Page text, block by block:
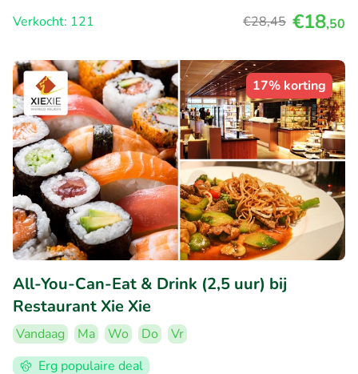
Verkocht: 121
€28,45 €18,50
17% korting
All-You-Can-Eat & Drink (2,5 uur) bij
Restaurant Xie Xie
Vandaag Ma Wo Do
Vr
Erg populaire deal